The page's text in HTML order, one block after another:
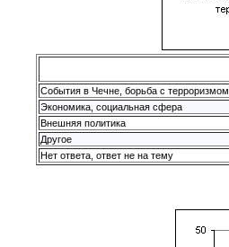
События в Чечне, борьба с терроризмом
Экономика, социальная сфера
Внешняя политика
Другое
Нет ответа, ответ не на тему